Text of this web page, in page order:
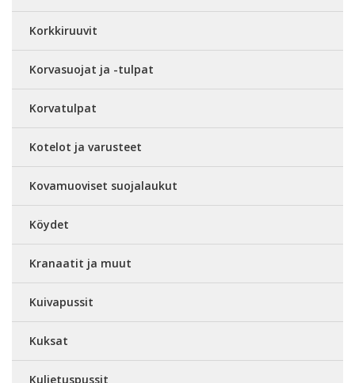
Korkkiruuvit
Korvasuojat ja -tulpat
Korvatulpat
Kotelot ja varusteet
Kovamuoviset suojalaukut
Köydet
Kranaatit ja muut
Kuivapussit
Kuksat
Kuljetuspussit